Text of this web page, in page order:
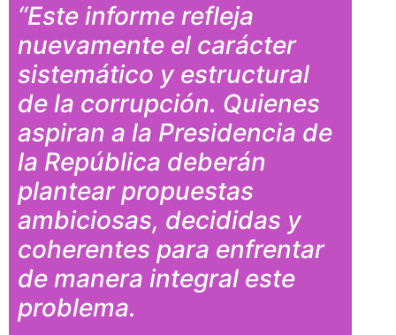
“Este informe refleja
nuevamente el carácter
sistemático y estructural
de la corrupción. Quienes
aspiran a la Presidencia de
la República deberán
plantear propuestas
ambiciosas, decididas y
coherentes para enfrentar
de manera integral este
problema.